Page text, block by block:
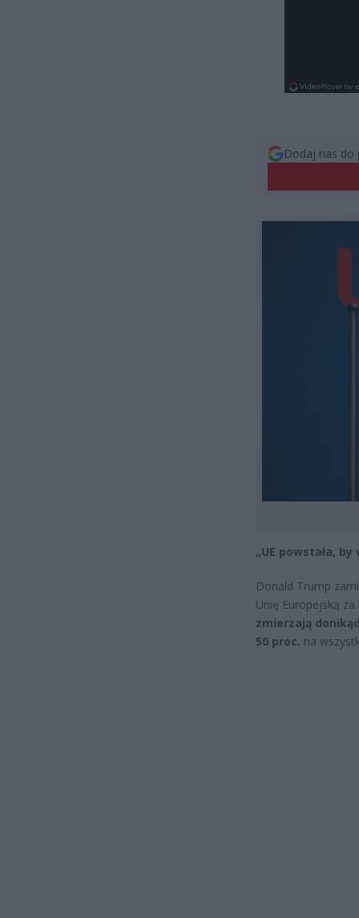
Dodaj nas do
„UE powstała,
Donald Trump
Unię Europejską
zmierzają
50 proc. na